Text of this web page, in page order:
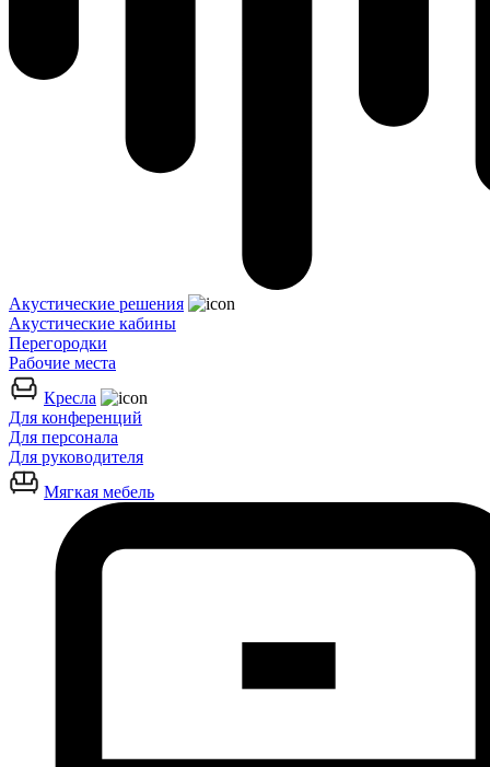
Акустические решения
Акустические кабины
Перегородки
Рабочие места
Кресла
Для конференций
Для персонала
Для руководителя
Мягкая мебель